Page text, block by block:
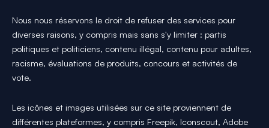
Nous nous réservons le droit de refuser des services pour
diverses raisons, y compris mais sans s'y limiter : partis
politiques et politiciens, contenu illégal, contenu pour adultes,
racisme, évaluations de produits, concours et activités de
vote.
Les icônes et images utilisées sur ce site proviennent de
différentes plateformes, y compris Freepik, Iconscout, Adobe